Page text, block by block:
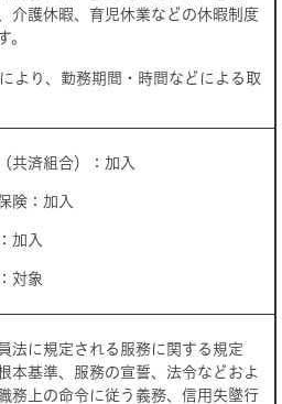
介護休暇、育児休業などの休暇制度
。
り、勤務期間・時間などによる取
共済組合）：加入
険：加入
加入
対象
法に規定される服務に関する規定
本基準、服務の宣誓、法令などおよ
務上の命令に従う義務、信用失墜行